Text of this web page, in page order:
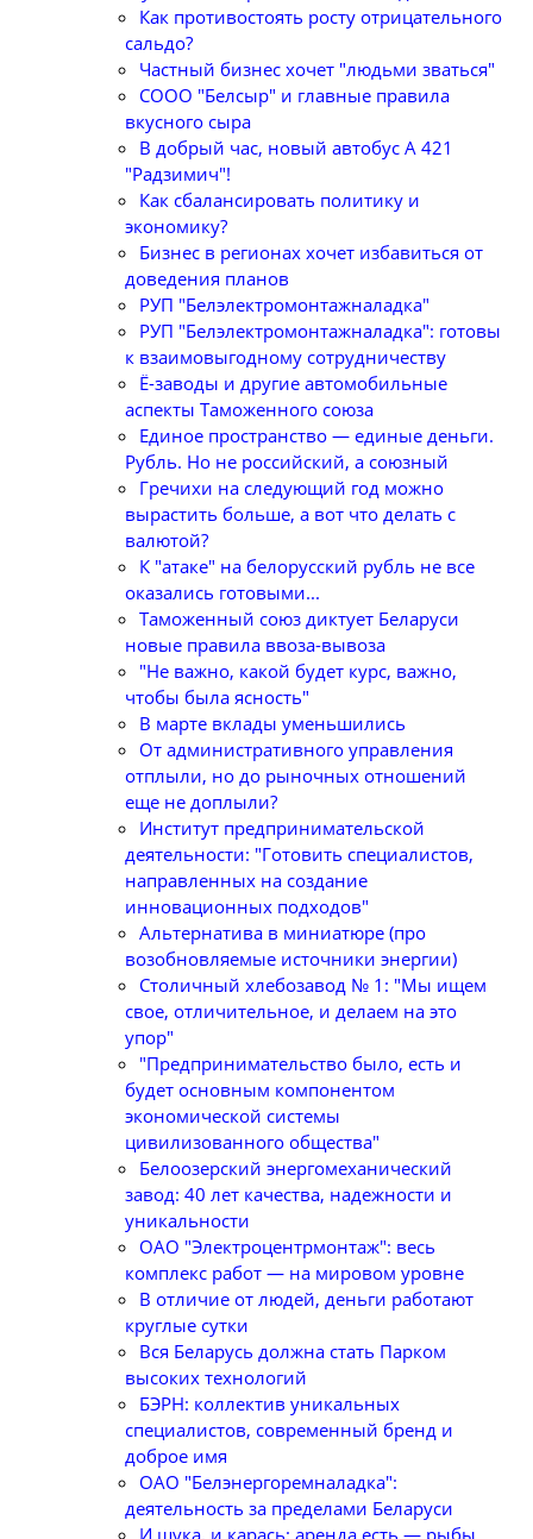
Как противостоять росту отрицательного
сальдо?
Частный бизнес хочет "людьми зваться"
СООО "Белсыр" и главные правила
вкусного сыра
В добрый час, новый автобус А 421
"Радзимич"!
Как сбалансировать политику и
экономику?
Бизнес в регионах хочет избавиться от
доведения планов
РУП "Белэлектромонтажналадка"
РУП "Белэлектромонтажналадка": готовы
к взаимовыгодному сотрудничеству
Ё-заводы и другие автомобильные
аспекты Таможенного союза
Единое пространство — единые деньги.
Рубль. Но не российский, а союзный
Гречихи на следующий год можно
вырастить больше, а вот что делать с
валютой?
К "атаке" на белорусский рубль не все
оказались готовыми...
Таможенный союз диктует Беларуси
новые правила ввоза-вывоза
"Не важно, какой будет курс, важно,
чтобы была ясность"
В марте вклады уменьшились
От административного управления
отплыли, но до рыночных отношений
еще не доплыли?
Институт предпринимательской
деятельности: "Готовить специалистов,
направленных на создание
инновационных подходов"
Альтернатива в миниатюре (про
возобновляемые источники энергии)
Столичный хлебозавод № 1: "Мы ищем
свое, отличительное, и делаем на это
упор"
"Предпринимательство было, есть и
будет основным компонентом
экономической системы
цивилизованного общества"
Белоозерский энергомеханический
завод: 40 лет качества, надежности и
уникальности
ОАО "Электроцентрмонтаж": весь
комплекс работ — на мировом уровне
В отличие от людей, деньги работают
круглые сутки
Вся Беларусь должна стать Парком
высоких технологий
БЭРН: коллектив уникальных
специалистов, современный бренд и
доброе имя
ОАО "Белэнергоремналадка":
деятельность за пределами Беларуси
И щука, и карась: аренда есть — рыбы